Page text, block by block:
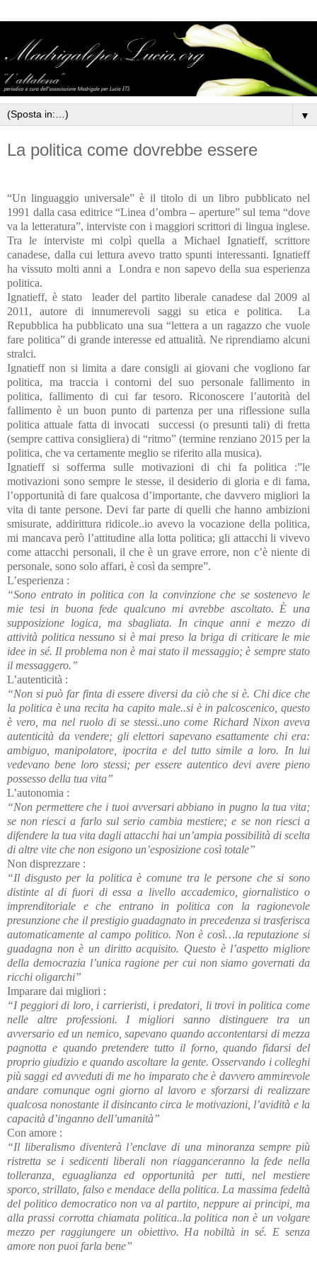
▼
La politica come dovrebbe essere
“Un linguaggio universale” è il titolo di un libro pubblicato nel
1991 dalla casa editrice “Linea d’ombra – aperture” sul tema “dove
va la letteratura”, interviste con i maggiori scrittori di lingua inglese.
Tra le interviste mi colpì quella a Michael Ignatieff, scrittore
canadese, dalla cui lettura avevo tratto spunti interessanti. Ignatieff
ha vissuto molti anni a
Londra e non sapevo della sua esperienza
politica.
Ignatieff, è stato
leader del partito liberale canadese dal 2009 al
2011, autore di innumerevoli saggi su etica e politica.
La
Repubblica ha pubblicato una sua “lettera a un ragazzo che vuole
fare politica” di grande interesse ed attualità. Ne riprendiamo alcuni
stralci.
Ignatieff non si limita a dare consigli ai giovani che vogliono far
politica, ma traccia i contorni del suo personale fallimento in
politica, fallimento di cui far tesoro. Riconoscere l’autorità del
fallimento è un buon punto di partenza per una riflessione sulla
politica attuale fatta di invocati
successi (o presunti tali) di fretta
(sempre cattiva consigliera) di “ritmo” (termine renziano 2015 per la
politica, che va certamente meglio se riferito alla musica).
Ignatieff si sofferma sulle motivazioni di chi fa politica :”le
motivazioni sono sempre le stesse, il desiderio di gloria e di fama,
l’opportunità di fare qualcosa d’importante, che davvero migliori la
vita di tante persone. Devi far parte di quelli che hanno ambizioni
smisurate, addirittura ridicole..io avevo la vocazione della politica,
mi mancava però l’attitudine alla lotta politica; gli attacchi li vivevo
come attacchi personali, il che è un grave errore, non c’è niente di
personale, sono solo affari, è così da sempre”.
L’esperienza :
“Sono entrato in politica con la convinzione che se sostenevo le
mie tesi in buona fede qualcuno mi avrebbe ascoltato. È una
supposizione logica, ma sbagliata. In cinque anni e mezzo di
attività politica nessuno si è mai preso la briga di criticare le mie
idee in sé. Il problema non è mai stato il messaggio; è sempre stato
il messaggero.”
L’autenticità :
“Non si può far finta di essere diversi da ciò che si è. Chi dice che
la politica è una recita ha capito male..si è in palcoscenico, questo
è vero, ma nel ruolo di se stessi..uno come Richard Nixon aveva
autenticità da vendere; gli elettori sapevano esattamente chi era:
ambiguo, manipolatore, ipocrita e del tutto simile a loro. In lui
vedevano bene loro stessi; per essere autentico devi avere pieno
possesso della tua vita”
L’autonomia :
“Non permettere che i tuoi avversari abbiano in pugno la tua vita;
se non riesci a farlo sul serio cambia mestiere; e se non riesci a
difendere la tua vita dagli attacchi hai un’ampia possibilità di scelta
di altre vite che non esigono un’esposizione così totale”
Non disprezzare :
“Il disgusto per la politica è comune tra le persone che si sono
distinte al di fuori di essa a livello accademico, giornalistico o
imprenditoriale e che entrano in politica con la ragionevole
presunzione che il prestigio guadagnato in precedenza si trasferisca
automaticamente al campo politico. Non è così…la reputazione si
guadagna non è un diritto acquisito. Questo è l’aspetto migliore
della democrazia l’unica ragione per cui non siamo governati da
ricchi oligarchi”
Imparare dai migliori :
“I peggiori di loro, i carrieristi, i predatori, li trovi in politica come
nelle altre professioni. I migliori sanno distinguere tra un
avversario ed un nemico, sapevano quando accontentarsi di mezza
pagnotta e quando pretendere tutto il forno, quando fidarsi del
proprio giudizio e quando ascoltare la gente. Osservando i colleghi
più saggi ed avveduti di me ho imparato che è davvero ammirevole
andare comunque ogni giorno al lavoro e sforzarsi di realizzare
qualcosa nonostante il disincanto circa le motivazioni, l’avidità e la
capacità d’inganno dell’umanità”
Con amore :
“Il liberalismo diventerà l’enclave di una minoranza sempre più
ristretta se i sedicenti liberali non riagganceranno la fede nella
tolleranza, eguaglianza ed opportunità per tutti, nel mestiere
sporco, strillato, falso e mendace della politica. La massima fedeltà
del politico democratico non va al partito, neppure ai principi, ma
alla prassi corrotta chiamata politica..la politica non è un volgare
mezzo per raggiungere un obiettivo. Ha nobiltà in sé. E senza
amore non puoi farla bene”